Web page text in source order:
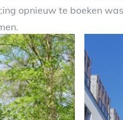
opnieuw te boeken